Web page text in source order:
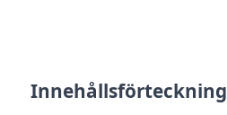
Innehållsförteckning